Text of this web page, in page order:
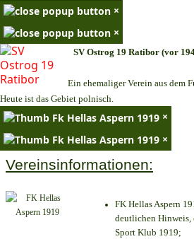
×
×
SV Ostrog 19 Ratibor (vor
Ein ehemaliger Verein aus dem
Heute ist das Gebiet polnisch.
×
×
Vereinsinformationen:
FK Hellas Aspern
deutlichen Hinweis,
Sport Klub 1919;